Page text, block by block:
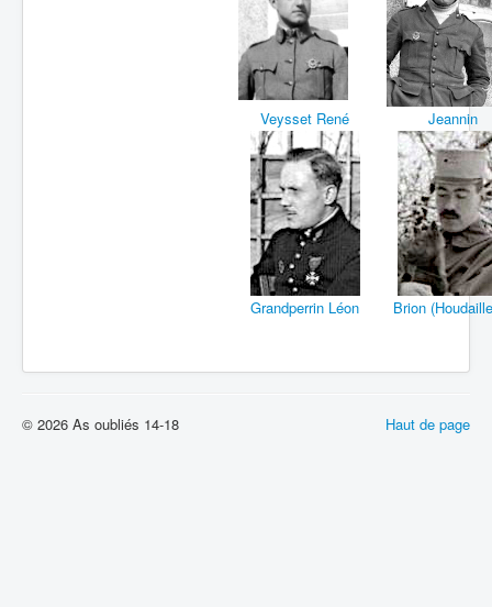
Veysset René Jeannin
Grandperrin Léon Brion
Haut de page
© 2026 As oubliés 14-18